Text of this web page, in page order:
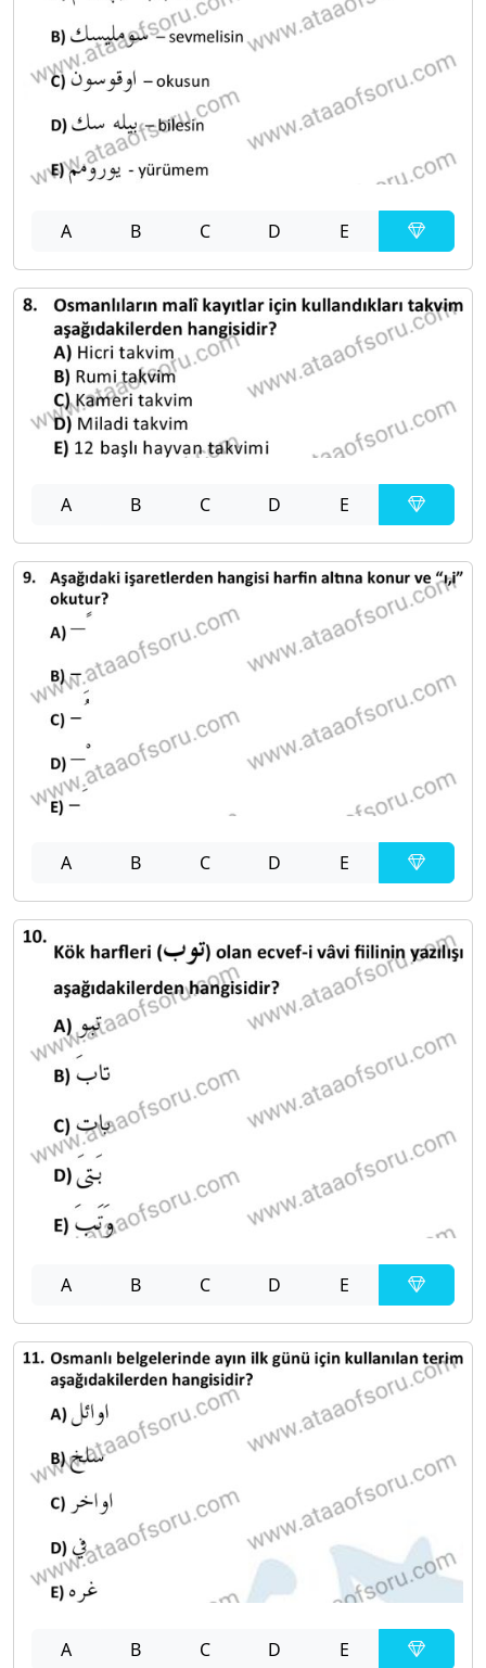
A B C D E
A B C D E
A B C D E
A B C D E
A B C D E